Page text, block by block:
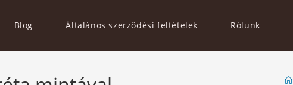
Blog Általános szerződési feltételek Rólunk